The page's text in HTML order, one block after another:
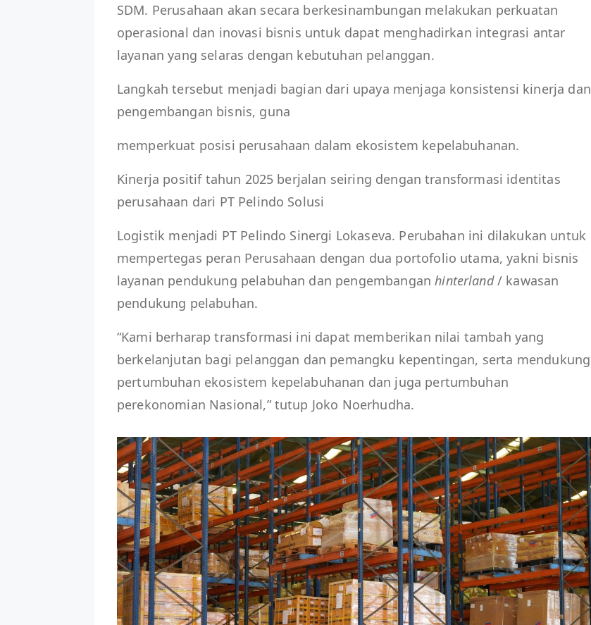
SDM. Perusahaan akan secara berkesinambungan melakukan perkuatan
operasional dan inovasi bisnis untuk dapat menghadirkan integrasi antar
layanan yang selaras dengan kebutuhan pelanggan.
Langkah tersebut menjadi bagian dari upaya menjaga konsistensi kinerja dan
pengembangan bisnis, guna
memperkuat posisi perusahaan dalam ekosistem kepelabuhanan.
Kinerja positif tahun 2025 berjalan seiring dengan transformasi identitas
perusahaan dari PT Pelindo Solusi
Logistik menjadi PT Pelindo Sinergi Lokaseva. Perubahan ini dilakukan untuk
mempertegas peran Perusahaan dengan dua portofolio utama, yakni bisnis
layanan pendukung pelabuhan dan pengembanganhinterland/ kawasan
pendukung pelabuhan.
“Kami berharap transformasi ini dapat memberikan nilai tambah yang
berkelanjutan bagi pelanggan dan pemangku kepentingan, serta mendukung
pertumbuhan ekosistem kepelabuhanan dan juga pertumbuhan
perekonomian Nasional,” tutup Joko Noerhudha.